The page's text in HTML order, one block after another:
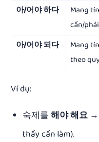
아/어야 하다
Mang
cần/
아/어야 되다
Mang
theo
Ví dụ:
숙제를해야 해요→
thấy cần làm).